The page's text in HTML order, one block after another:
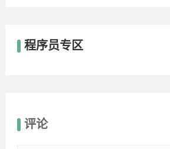
程序员专区
评论